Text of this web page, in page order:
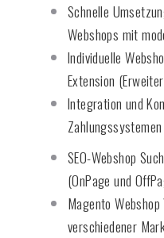
Schnelle
Webshops mit
Individuelle
Extension
Integration und
SEO-Webshop
(OnPage und
Magento
verschiedener